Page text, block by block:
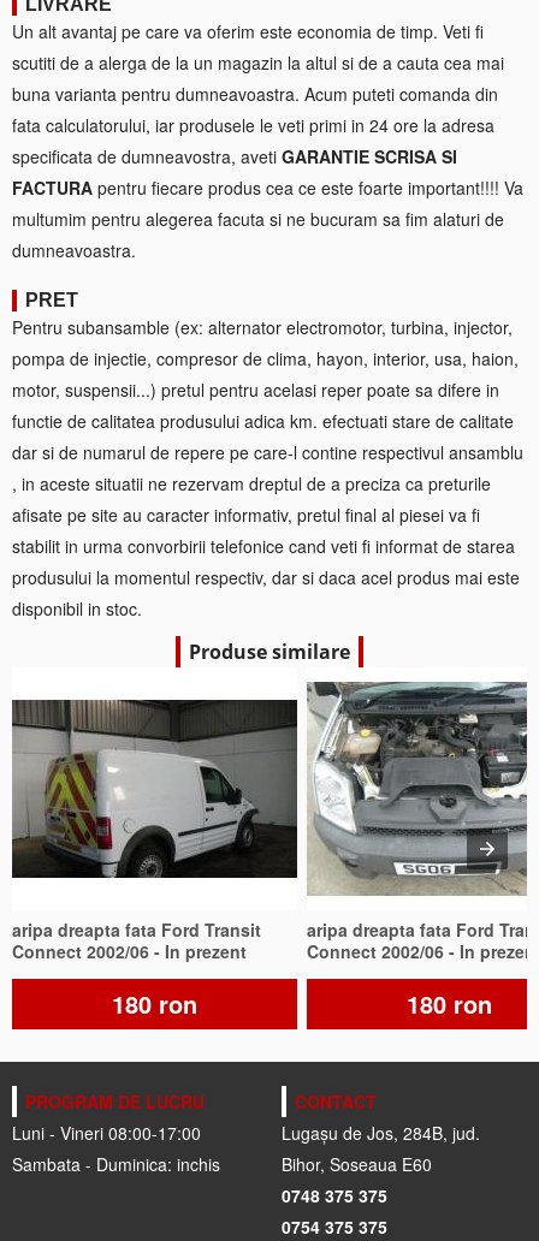
Un alt avantaj pe care va oferim este economia de timp. Veti fi
scutiti de a alerga de la un magazin la altul si de a cauta cea mai
buna varianta pentru dumneavoastra. Acum puteti comanda din
fata calculatorului, iar produsele le veti primi in 24 ore la adresa
specificata de dumneavostra, aveti GARANTIE SCRISA SI
FACTURA pentru fiecare produs cea ce este foarte important!!!! Va
multumim pentru alegerea facuta si ne bucuram sa fim alaturi de
dumneavoastra.
PRET
Pentru subansamble (ex: alternator electromotor, turbina, injector,
pompa de injectie, compresor de clima, hayon, interior, usa, haion,
motor, suspensii...) pretul pentru acelasi reper poate sa difere in
functie de calitatea produsului adica km. efectuati stare de calitate
dar si de numarul de repere pe care-l contine respectivul ansamblu
, in aceste situatii ne rezervam dreptul de a preciza ca preturile
afisate pe site au caracter informativ, pretul final al piesei va fi
stabilit in urma convorbirii telefonice cand veti fi informat de starea
produsului la momentul respectiv, dar si daca acel produs mai este
disponibil in stoc.
Produse similare
aripa dreapta fata Ford Transit
Connect 2002/06 - In prezent
180 ron
aripa dreapta fata Ford
Connect 2002/06 - In
180 ron
PROGRAM DE LUCRU
Luni - Vineri 08:00-17:00
Sambata - Duminica: inchis
CONTACT
Lugașu de Jos, 284B, jud.
Bihor, Soseaua E60
0748 375 375
0754 375 375